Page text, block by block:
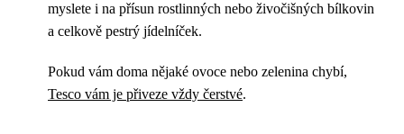
myslete i na přísun rostlinných nebo živočišných bílkovin
a celkově pestrý jídelníček.
Pokud vám doma nějaké ovoce nebo zelenina chybí,
Tesco vám je přiveze vždy čerstvé.